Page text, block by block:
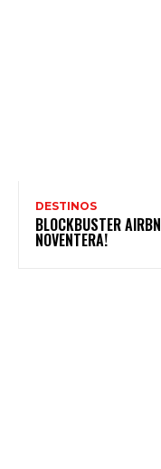
DESTINOS
BLOCKBUSTER
NOVENTERA!